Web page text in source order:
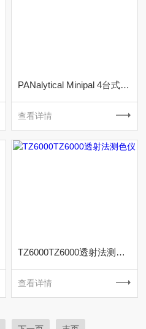
PANalytical Minipal 4台式能量色散X射线荧光光谱仪
查看详情
TZ6000TZ6000透射法测色仪
查看详情